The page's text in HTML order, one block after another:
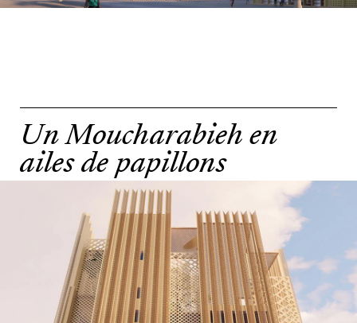
Un Moucharabieh en
ailes de papillons